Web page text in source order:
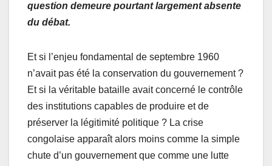
question demeure pourtant largement absente
du débat.
Et si l’enjeu fondamental de septembre 1960
n’avait pas été la conservation du gouvernement ?
Et si la véritable bataille avait concerné le contrôle
des institutions capables de produire et de
préserver la légitimité politique ? La crise
congolaise apparaît alors moins comme la simple
chute d’un gouvernement que comme une lutte